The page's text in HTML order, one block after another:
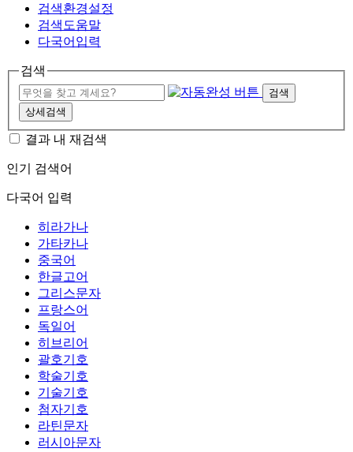
검색환경설정
검색도움말
다국어입력
검색
검색
상세검색
결과 내 재검색
인기 검색어
다국어 입력
히라가나
가타카나
중국어
한글고어
그리스문자
프랑스어
독일어
히브리어
괄호기호
학술기호
기술기호
첨자기호
라틴문자
러시아문자